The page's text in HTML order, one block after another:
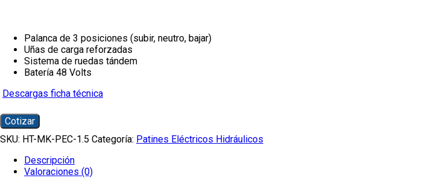
Palanca de 3 posiciones (subir, neutro, bajar)
Uñas de carga reforzadas
Sistema de ruedas tándem
Batería 48 Volts
Descargas ficha técnica
Cotizar
SKU: HT-MK-PEC-1.5 Categoría: Patines Eléctricos Hidráulicos
Descripción
Valoraciones (0)